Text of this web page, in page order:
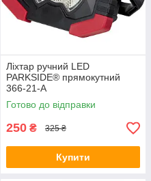
Ліхтар ручний LED
PARKSIDE® прямокутний
366-21-A
Готово до відправки
250 ₴ 325 ₴
Купити